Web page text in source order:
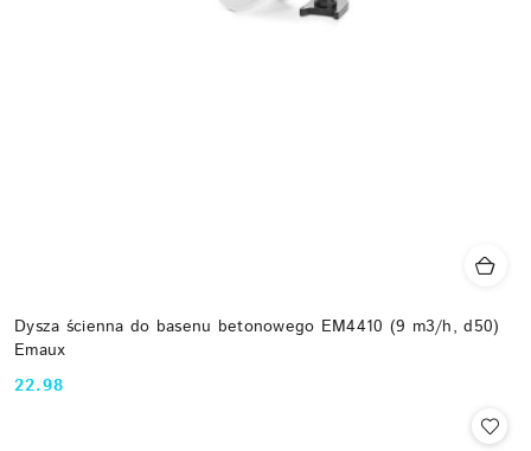
Dysza ścienna do basenu betonowego EM4410 (9 m3/h, d50)
Emaux
Cena:
22.98